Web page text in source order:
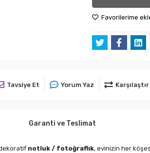
Favorilerime
Tavsiye Et Yorum Yaz Karşılaştır
Garanti ve Teslimat
notluk / fotoğraflık, evinizin her